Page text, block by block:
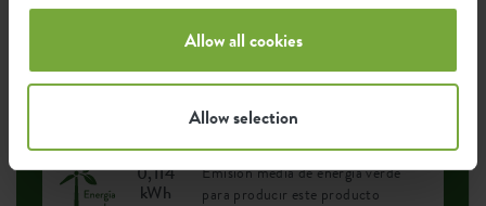
Allow all cookies
Allow selection
kg
producir este producto
0,114
kWh
Emisión media de energía verde
para producir este producto